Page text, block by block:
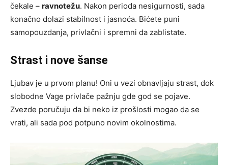
čekale – ravnotežu. Nakon perioda nesigurnosti, sada
konačno dolazi stabilnost i jasnoća. Bićete puni
samopouzdanja, privlačni i spremni da zablistate.
Strast i nove šanse
Ljubav je u prvom planu! Oni u vezi obnavljaju strast, dok
slobodne Vage privlače pažnju gde god se pojave.
Zvezde poručuju da bi neko iz prošlosti mogao da se
vrati, ali sada pod potpuno novim okolnostima.